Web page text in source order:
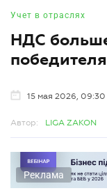
Учет в отраслях
НДС
15 мая 2026, 09:30
Автор: LIGA ZAKON
Реклама